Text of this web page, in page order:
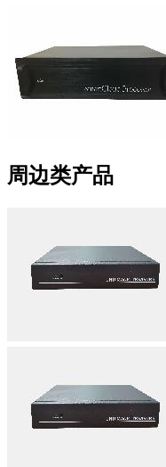
周边类产品